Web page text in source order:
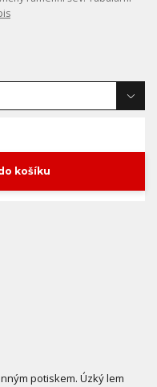
košíku
potiskem. Úzký lem